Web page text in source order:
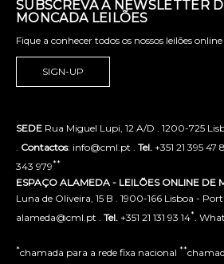
SUBSCREVA A NEWSLETTER
MONCADA LEILÕES
Fique a conhecer todos os nossos leilões
SIGN-UP
SEDE Rua Miguel Lupi, 12 A/D . 1200-725
. Contactos: info@cml.pt . Tel. +351 21 395 47
343 979**
ESPAÇO ALAMEDA - LEILÕES ONLINE DE
Luna de Oliveira, 15 B . 1900-166 Lisboa -
alameda@cml.pt . Tel. +351 21 131 93 14*.
*chamada para a rede fixa nacional **